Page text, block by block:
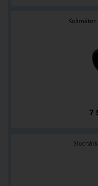
Kolimátor
7